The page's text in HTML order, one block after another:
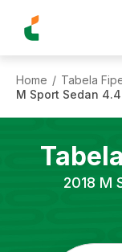
Home / Tabela
M Sport Sedan
2018 M